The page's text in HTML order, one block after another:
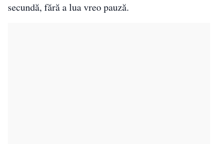
secundă, fără a lua vreo pauză.